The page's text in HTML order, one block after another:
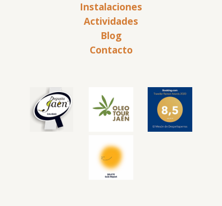
Instalaciones
Actividades
Blog
Contacto